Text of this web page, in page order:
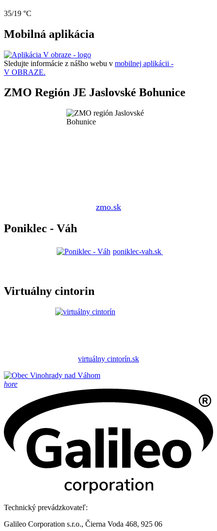
35/19 °C
Mobilná aplikácia
Sledujte informácie z nášho webu v mobilnej aplikácii -
V OBRAZE.
ZMO Región JE Jaslovské Bohunice
zmo.sk
Poniklec - Váh
poniklec-vah.sk
Virtuálny cintorin
virtuálny cintorín.sk
hore
Technický prevádzkovateľ:
Galileo Corporation s.r.o., Čierna Voda 468, 925 06